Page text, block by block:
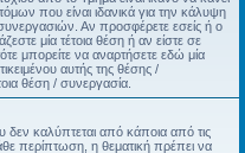
που είναι ιδανικά για την κάλυψη
Αν προσφέρετε εσείς ή ο
μία τέτοια θέση ή αν είστε σε
μπορείτε να αναρτήσετε εδώ μία
αυτής της θέσης /
θέση / συνεργασία.
καλύπτεται από κάποια από τις
περίπτωση, η θεματική πρέπει να